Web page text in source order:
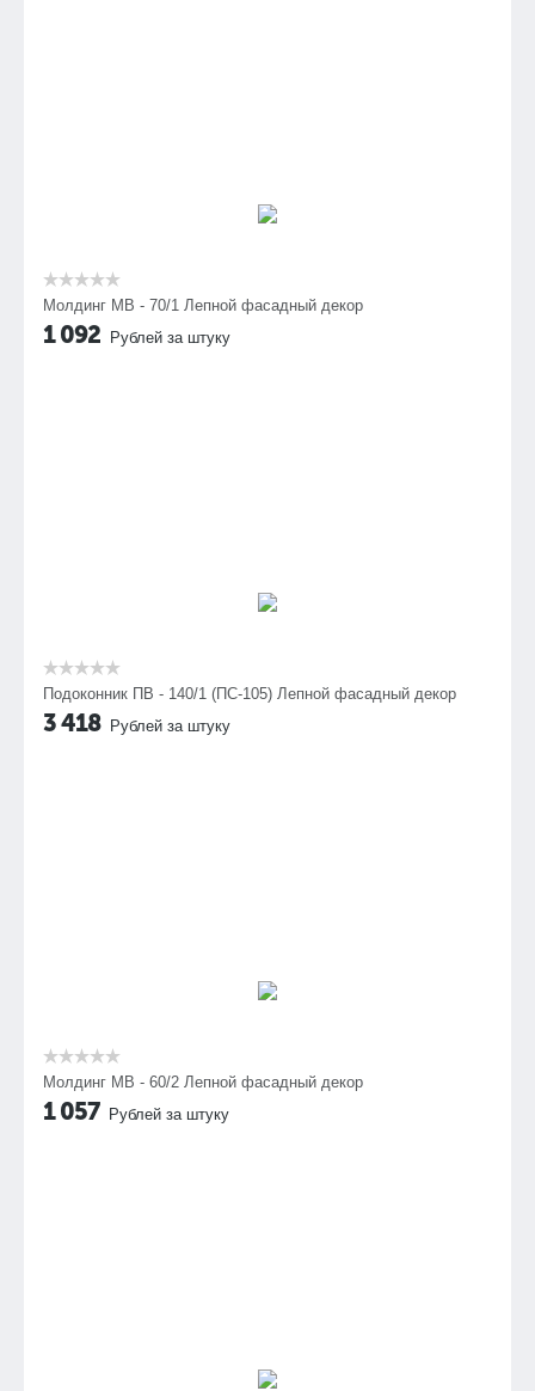
Молдинг МВ - 70/1 Лепной фасадный декор
1 092 Рублей за штуку
Подоконник ПВ - 140/1 (ПС-105) Лепной фасадный декор
3 418 Рублей за штуку
Молдинг МВ - 60/2 Лепной фасадный декор
1 057 Рублей за штуку